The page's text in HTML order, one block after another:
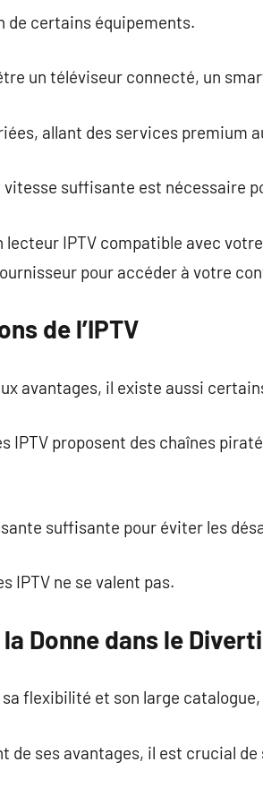
de certains équipements.
un téléviseur connecté, un
allant des services premium
suffisante est nécessaire
lecteur IPTV compatible avec
pour accéder à votre
de l’IPTV
avantages, il existe aussi
IPTV proposent des chaînes
suffisante pour éviter les
IPTV ne se valent pas.
la Donne dans le
flexibilité et son large
ses avantages, il est crucial